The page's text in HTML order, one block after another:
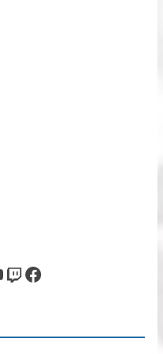
Twitch Facebook